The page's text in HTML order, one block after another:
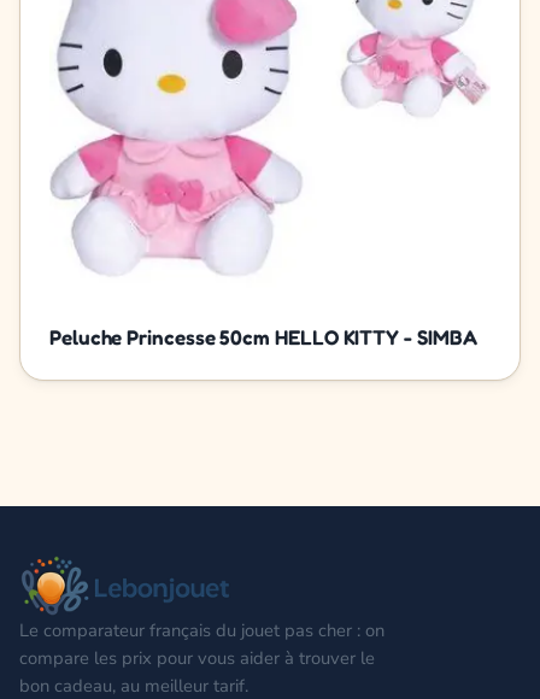
Peluche Princesse 50cm HELLO KITTY - SIMBA
Le comparateur français du jouet pas cher : on
compare les prix pour vous aider à trouver le
bon cadeau, au meilleur tarif.